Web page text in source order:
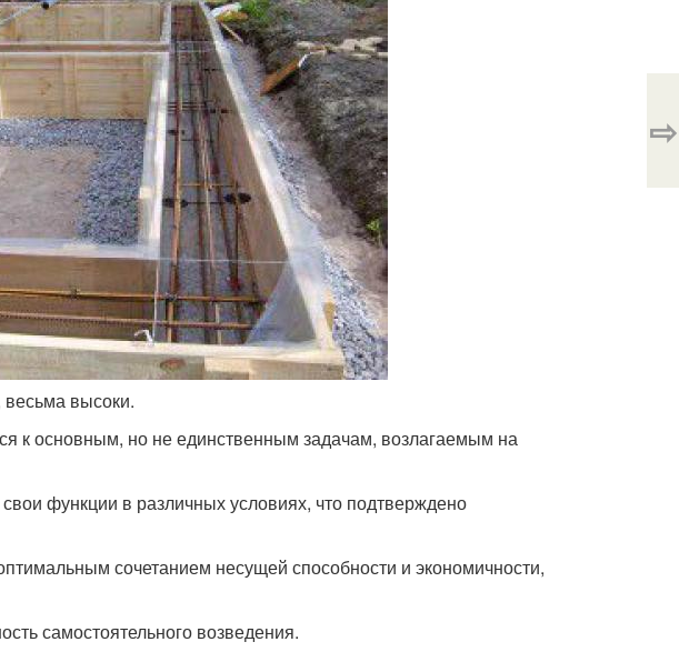
высоки.
к основным, но не единственным задачам, возлагаемым на
функции в различных условиях, что подтверждено
сочетанием несущей способности и экономичности,
самостоятельного возведения.
⇨